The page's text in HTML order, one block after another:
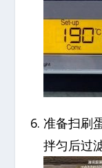
准备扫刷
拌匀后过